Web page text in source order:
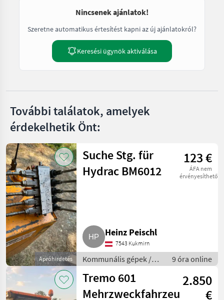
Nincsenek ajánlatok!
Szeretne automatikus értesítést kapni az új ajánlatokról?
Keresési ügynök aktiválása
További találatok, amelyek
érdekelhetik Önt:
Apróhirdetés
Suche Stg. für
Hydrac BM6012
123 €
ÁFA nem
érvényesíthető
Heinz Peischl
7543 Kukmirn
Kommunális gépek /
Rézsűkasza
9 óra online
Tremo 601
Mehrzweckfahrzeug
2.850
€